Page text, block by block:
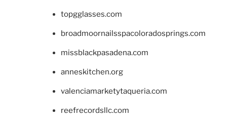
topgglasses.com
broadmoornailsspacoloradosprings.com
missblackpasadena.com
anneskitchen.org
valenciamarketytaqueria.com
reefrecordsllc.com